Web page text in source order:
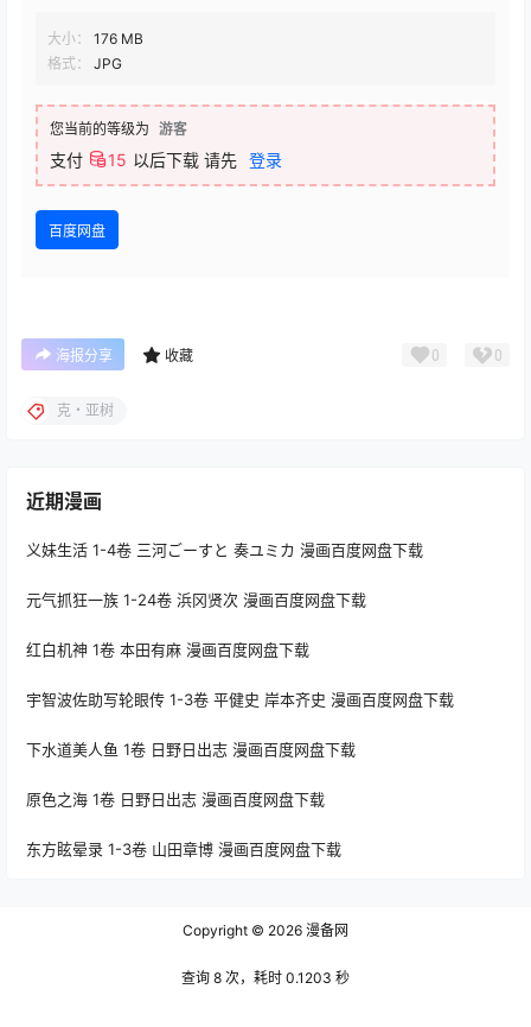
大小：
176 MB
格式：
JPG
您当前的等级为 游客
支付 15 以后下载 请先 登录
百度网盘
海报分享 收藏 0 0
克・亚树
近期漫画
义妹生活 1-4卷 三河ごーすと 奏ユミカ 漫画百度网盘下载
元气抓狂一族 1-24卷 浜冈贤次 漫画百度网盘下载
红白机神 1卷 本田有麻 漫画百度网盘下载
宇智波佐助写轮眼传 1-3卷 平健史 岸本齐史 漫画百度网盘下载
下水道美人鱼 1卷 日野日出志 漫画百度网盘下载
原色之海 1卷 日野日出志 漫画百度网盘下载
东方眩晕录 1-3卷 山田章博 漫画百度网盘下载
Copyright © 2026 漫备网
查询 8 次，耗时 0.1203 秒